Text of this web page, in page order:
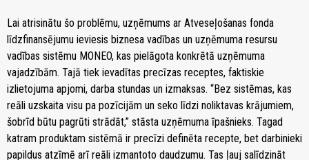
Lai atrisinātu šo problēmu, uzņēmums ar Atveseļošanas fonda
līdzfinansējumu ieviesis biznesa vadības un uzņēmuma resursu
vadības sistēmu MONEO, kas pielāgota konkrētā uzņēmuma
vajadzībām. Tajā tiek ievadītas precīzas receptes, faktiskie
izlietojuma apjomi, darba stundas un izmaksas. “Bez sistēmas, kas
reāli uzskaita visu pa pozīcijām un seko līdzi noliktavas krājumiem,
šobrīd būtu pagrūti strādāt,” stāsta uzņēmuma īpašnieks. Tagad
katram produktam sistēmā ir precīzi definēta recepte, bet darbinieki
papildus atzīmē arī reāli izmantoto daudzumu. Tas ļauj salīdzināt